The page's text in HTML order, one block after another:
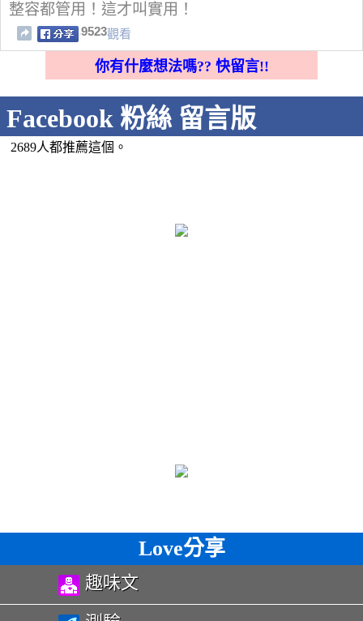
整容都管用！這才叫實用！
9523觀看
你有什麼想法嗎?? 快留言!!
Facebook 粉絲 留言版
2689人都推薦這個。
Love分享
趣味文